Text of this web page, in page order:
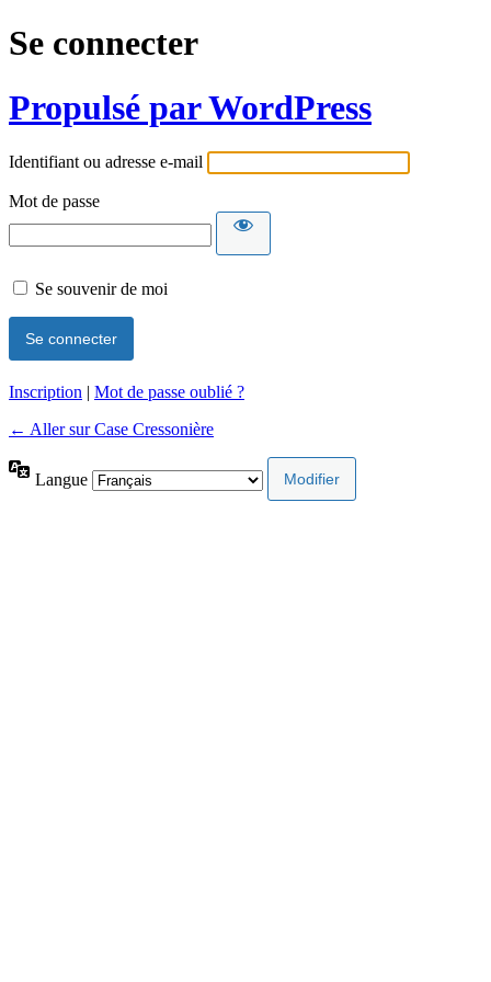
Se connecter
Propulsé par WordPress
Identifiant ou adresse e-mail
Mot de passe
Se souvenir de moi
Inscription | Mot de passe oublié ?
← Aller sur Case Cressonière
Langue